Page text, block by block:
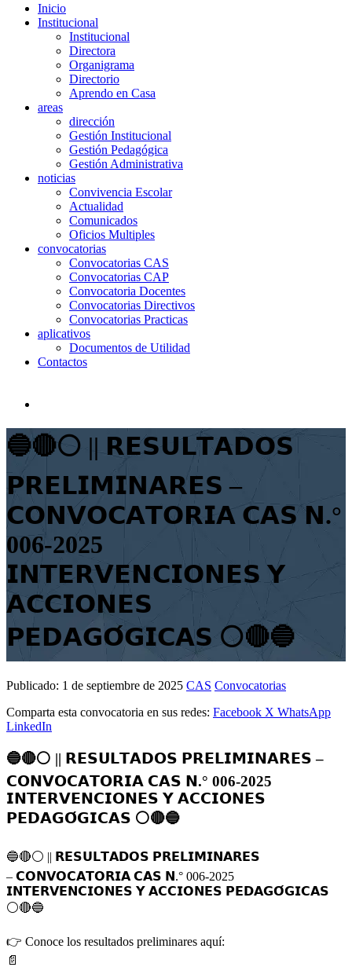
Inicio
Institucional
Institucional
Directora
Organigrama
Directorio
Aprendo en Casa
areas
dirección
Gestión Institucional
Gestión Pedagógica
Gestión Administrativa
noticias
Convivencia Escolar
Actualidad
Comunicados
Oficios Multiples
convocatorias
Convocatorias CAS
Convocatorias CAP
Convocatoria Docentes
Convocatorias Directivos
Convocatorias Practicas
aplicativos
Documentos de Utilidad
Contactos
🔵🔴⚪️ || 𝗥𝗘𝗦𝗨𝗟𝗧𝗔𝗗𝗢𝗦
𝗣𝗥𝗘𝗟𝗜𝗠𝗜𝗡𝗔𝗥𝗘𝗦 –
𝗖𝗢𝗡𝗩𝗢𝗖𝗔𝗧𝗢𝗥𝗜𝗔 𝗖𝗔𝗦 𝗡.°
006-2025
𝗜𝗡𝗧𝗘𝗥𝗩𝗘𝗡𝗖𝗜𝗢𝗡𝗘𝗦 𝗬
𝗔𝗖𝗖𝗜𝗢𝗡𝗘𝗦
𝗣𝗘𝗗𝗔𝗚𝗢́𝗚𝗜𝗖𝗔𝗦 ⚪🔴🔵
Publicado: 1 de septiembre de 2025 CAS Convocatorias
Comparta esta convocatoria en sus redes: Facebook X WhatsApp
LinkedIn
🔵🔴⚪️ || 𝗥𝗘𝗦𝗨𝗟𝗧𝗔𝗗𝗢𝗦 𝗣𝗥𝗘𝗟𝗜𝗠𝗜𝗡𝗔𝗥𝗘𝗦 –
𝗖𝗢𝗡𝗩𝗢𝗖𝗔𝗧𝗢𝗥𝗜𝗔 𝗖𝗔𝗦 𝗡.° 006-2025
𝗜𝗡𝗧𝗘𝗥𝗩𝗘𝗡𝗖𝗜𝗢𝗡𝗘𝗦 𝗬 𝗔𝗖𝗖𝗜𝗢𝗡𝗘𝗦
𝗣𝗘𝗗𝗔𝗚𝗢́𝗚𝗜𝗖𝗔𝗦 ⚪🔴🔵
🔵🔴⚪️ || 𝗥𝗘𝗦𝗨𝗟𝗧𝗔𝗗𝗢𝗦 𝗣𝗥𝗘𝗟𝗜𝗠𝗜𝗡𝗔𝗥𝗘𝗦
– 𝗖𝗢𝗡𝗩𝗢𝗖𝗔𝗧𝗢𝗥𝗜𝗔 𝗖𝗔𝗦 𝗡.° 006-2025
𝗜𝗡𝗧𝗘𝗥𝗩𝗘𝗡𝗖𝗜𝗢𝗡𝗘𝗦 𝗬 𝗔𝗖𝗖𝗜𝗢𝗡𝗘𝗦 𝗣𝗘𝗗𝗔𝗚𝗢́𝗚𝗜𝗖𝗔𝗦
⚪🔴🔵
👉 Conoce los resultados preliminares aquí:
📄